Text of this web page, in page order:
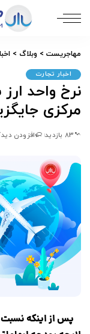
مهاجریست > وبلاگ >
اخبار تجارت
نرخ واحد
مرکزی
83 بازدید افزودن
پس از اینکه